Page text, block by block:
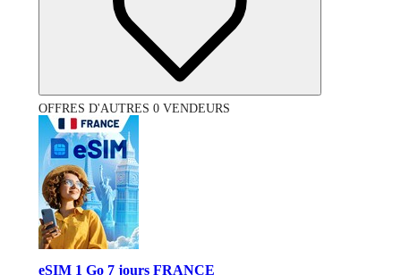
OFFRES D'AUTRES 0 VENDEURS
eSIM 1 Go 7 jours FRANCE